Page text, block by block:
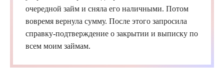
очередной займ и сняла его наличными. Потом
вовремя вернула сумму. После этого запросила
справку-подтверждение о закрытии и выписку по
всем моим займам.